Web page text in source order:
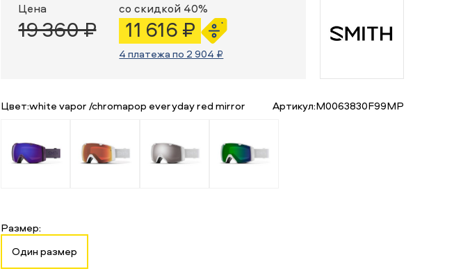
Цена
19 360 ₽
со скидкой 40%
11 616 ₽
4 платежа по 2 904 ₽
Цвет:white vapor /chromapop everyday red mirror Артикул:M0063830F99MP
Размер:
Один размер